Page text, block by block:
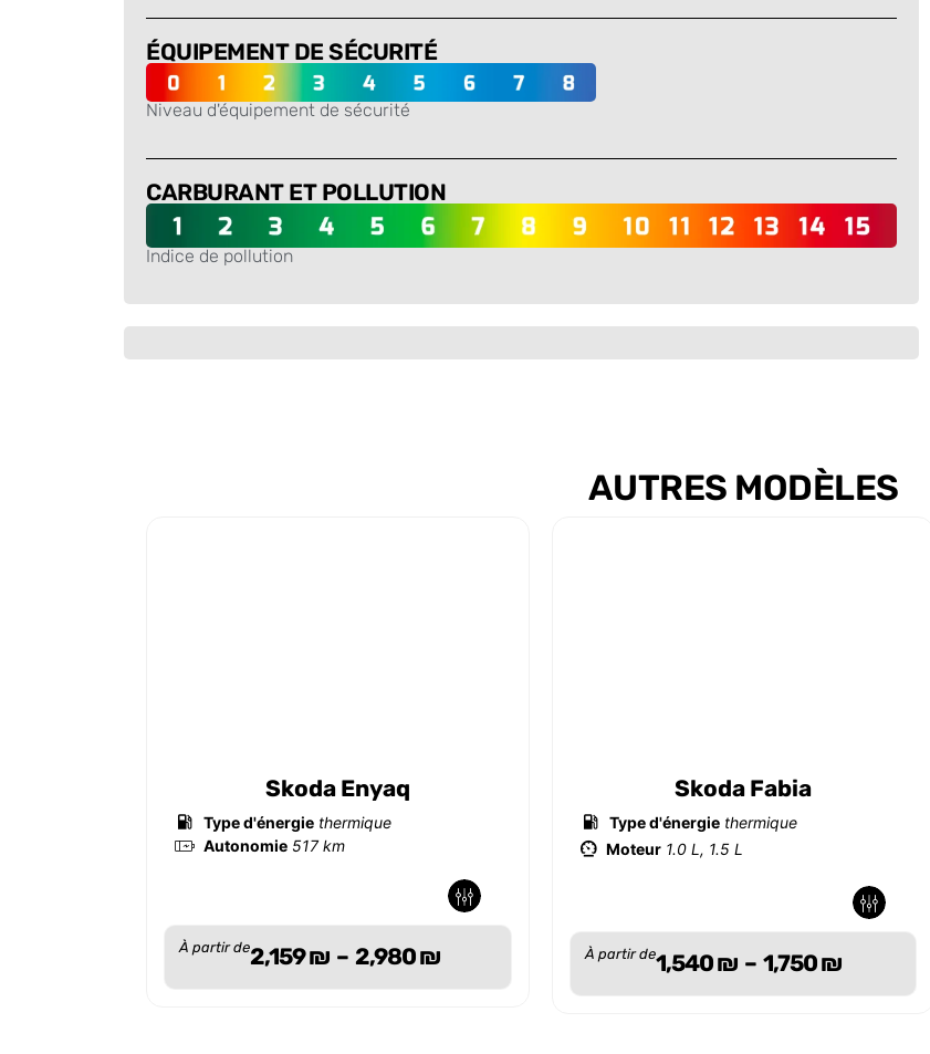
ÉQUIPEMENT DE SÉCURITÉ
Niveau d'équipement de sécurité
CARBURANT ET POLLUTION
Indice de pollution
AUTRES MODÈLES
Skoda Enyaq
Type d'énergie thermique
Autonomie 517 km
À partir de2,159₪ – 2,980₪
Skoda Fabia
Type d'énergie thermique
Moteur 1.0 L, 1.5 L
À partir de1,540₪ – 1,750₪